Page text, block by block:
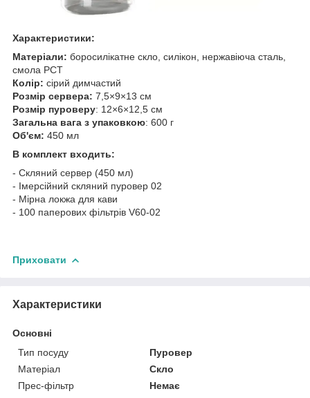
Характеристики:
Матеріали: боросилікатне скло, силікон, нержавіюча сталь,
смола PCT
Колір: сірий димчастий
Розмір сервера: 7,5×9×13 см
Розмір пуроверу: 12×6×12,5 см
Загальна вага з упаковкою: 600 г
Об'єм: 450 мл
В комплект входить:
- Скляний сервер (450 мл)
- Імерсійний скляний пуровер 02
- Мірна локжа для кави
- 100 паперових фільтрів V60-02
Приховати
Характеристики
Основні
Тип посуду
Пуровер
Матеріал
Скло
Прес-фільтр
Немає